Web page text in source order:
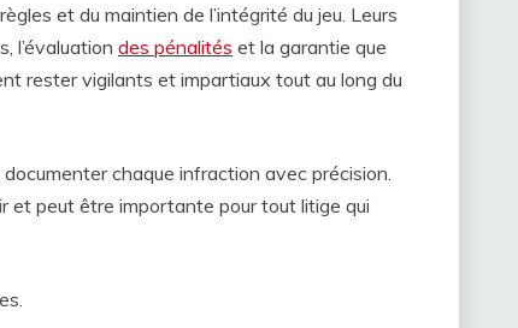
et du maintien de l’intégrité du jeu. Leurs
l’évaluation des pénalités et la garantie que
rester vigilants et impartiaux tout au long du
chaque infraction avec précision.
et peut être importante pour tout litige qui